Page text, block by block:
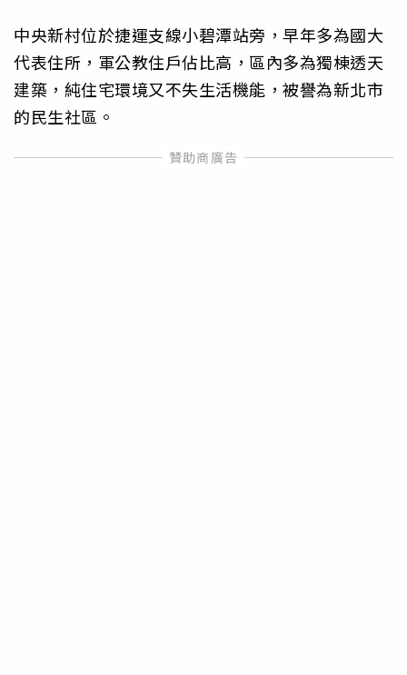
中央新村位於捷運支線小碧潭站旁，早年多為國大
代表住所，軍公教住戶佔比高，區內多為獨棟透天
建築，純住宅環境又不失生活機能，被譽為新北市
的民生社區。